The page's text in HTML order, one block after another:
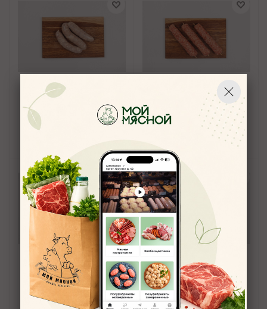
Купаты Краинские
/кг
4,9
руб./кг
В корзину
Люля-кебаб из индейки в
сетке
4,9
/кг
сыром
5
600руб./кг 700руб.